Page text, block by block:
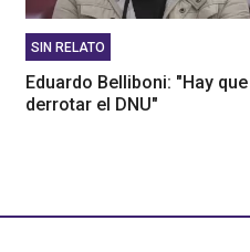
SIN RELATO
Eduardo Belliboni: "Hay que
derrotar el DNU"